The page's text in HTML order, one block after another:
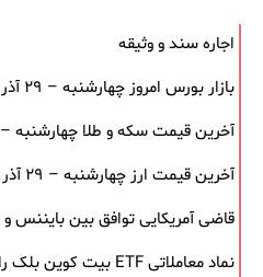
اجاره سند و وثیقه
بازار بورس امروز چهارشنبه – ۲۹ آذر ۱۴۰۲
آخرین قیمت سکه و طلا چهارشنبه – ۲۹ آذر ۱۴۰۲
آخرین قیمت ارز چهارشنبه – ۲۹ آذر ۱۴۰۲
قاضی آمریکایی توافق بین بایننس و CFTC را تأیید کرد
نماد معاملاتی ETF بیت کوین بلک ‌راک مشخص شد